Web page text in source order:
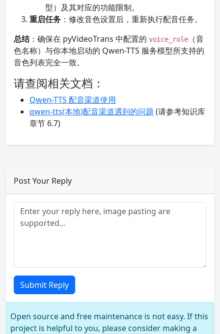
型）及其对应的功能限制。
重启任务 ：修改音色设置后，重新执行配音任务。
总结：确保在 pyVideoTrans 中配置的 voice_role
（音
色名称）与你本地启动的 Qwen-TTS 服务模型所支持的
音色列表完全一致。
请查阅相关文档：
Qwen-TTS 配音渠道使用
qwen-tts(本地)配音渠道遇到的问题 (请参考知识库
章节 6.7)
Post Your Reply
Submit Reply
Open source and free maintenance is not easy. If this
project is helpful to you, please consider making a